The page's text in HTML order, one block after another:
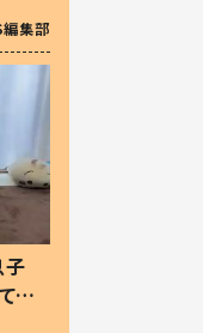
編集部
子
を